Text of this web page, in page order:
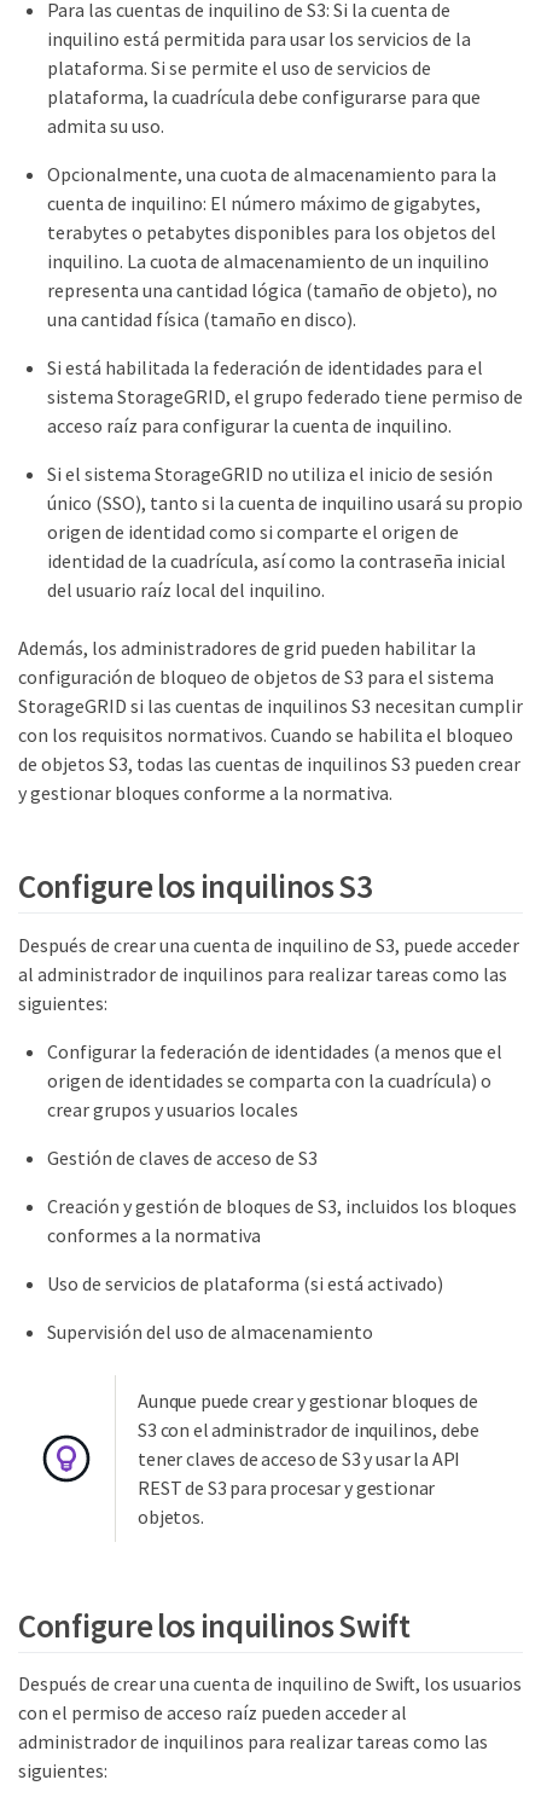
Para las cuentas de inquilino de S3: Si la cuenta de
inquilino está permitida para usar los servicios de la
plataforma. Si se permite el uso de servicios de
plataforma, la cuadrícula debe configurarse para que
admita su uso.
Opcionalmente, una cuota de almacenamiento para la
cuenta de inquilino: El número máximo de gigabytes,
terabytes o petabytes disponibles para los objetos del
inquilino. La cuota de almacenamiento de un inquilino
representa una cantidad lógica (tamaño de objeto), no
una cantidad física (tamaño en disco).
Si está habilitada la federación de identidades para el
sistema StorageGRID, el grupo federado tiene permiso de
acceso raíz para configurar la cuenta de inquilino.
Si el sistema StorageGRID no utiliza el inicio de sesión
único (SSO), tanto si la cuenta de inquilino usará su propio
origen de identidad como si comparte el origen de
identidad de la cuadrícula, así como la contraseña inicial
del usuario raíz local del inquilino.
Además, los administradores de grid pueden habilitar la
configuración de bloqueo de objetos de S3 para el sistema
StorageGRID si las cuentas de inquilinos S3 necesitan cumplir
con los requisitos normativos. Cuando se habilita el bloqueo
de objetos S3, todas las cuentas de inquilinos S3 pueden crear
y gestionar bloques conforme a la normativa.
Configure los inquilinos S3
Después de crear una cuenta de inquilino de S3, puede acceder
al administrador de inquilinos para realizar tareas como las
siguientes:
Configurar la federación de identidades (a menos que el
origen de identidades se comparta con la cuadrícula) o
crear grupos y usuarios locales
Gestión de claves de acceso de S3
Creación y gestión de bloques de S3, incluidos los bloques
conformes a la normativa
Uso de servicios de plataforma (si está activado)
Supervisión del uso de almacenamiento
Aunque puede crear y gestionar bloques de
S3 con el administrador de inquilinos, debe
tener claves de acceso de S3 y usar la API
REST de S3 para procesar y gestionar
objetos.
Configure los inquilinos Swift
Después de crear una cuenta de inquilino de Swift, los usuarios
con el permiso de acceso raíz pueden acceder al
administrador de inquilinos para realizar tareas como las
siguientes: